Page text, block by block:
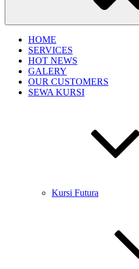
HOME
SERVICES
HOT NEWS
GALERY
OUR CUSTOMERS
SEWA KURSI
Kursi Futura